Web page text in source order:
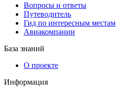
Вопросы и ответы
Путеводитель
Гид по интересным местам
Авиакомпании
База знаний
О проекте
Информация